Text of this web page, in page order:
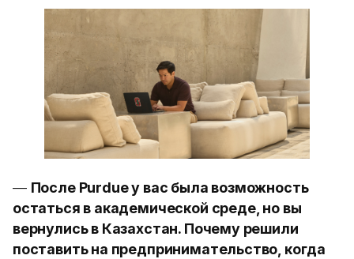
— После Purdue у вас была возможность
остаться в академической среде, но вы
вернулись в Казахстан. Почему решили
поставить на предпринимательство, когда